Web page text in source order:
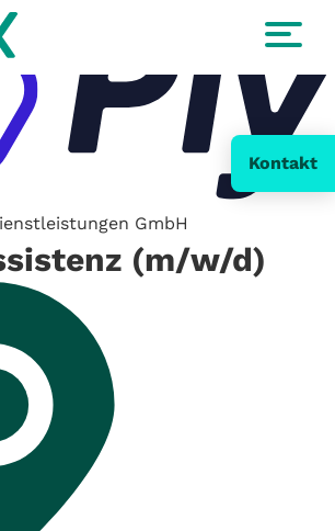
Kontakt
(m/w/d)